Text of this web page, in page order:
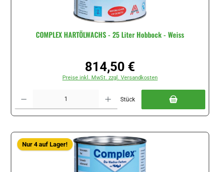
COMPLEX HARTÖLWACHS - 25 Liter Hobbock - Weiss
Regulärer Preis:
814,50 €
Preise inkl. MwSt. zzgl. Versandkosten
Stück
Nur 4 auf Lager!